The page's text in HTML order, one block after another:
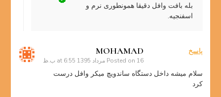
بله بافت وافل دقیقا همونطوری نرم و
اسفنجیه.
MOHAMAD
Posted on 16 مرداد 1395 at 6:55 ب.ظ
پاسخ
سلام میشه داخل دستگاه ساندویچ میکر وافل درست
کرد